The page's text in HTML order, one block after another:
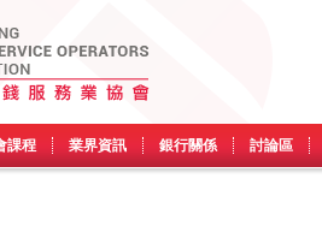
課程 業界資訊 銀行關係 討論區